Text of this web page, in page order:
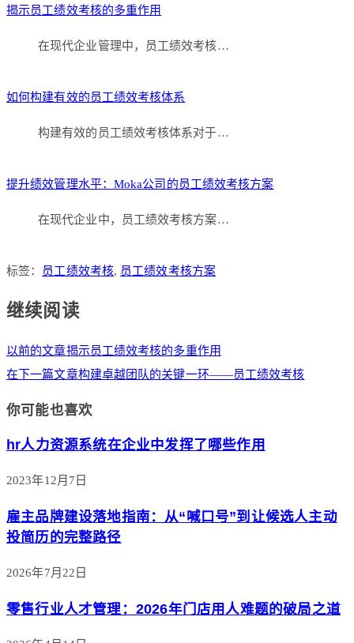
揭示员工绩效考核的多重作用
在现代企业管理中，员工绩效考核…
如何构建有效的员工绩效考核体系
构建有效的员工绩效考核体系对于…
提升绩效管理水平：Moka公司的员工绩效考核方案
在现代企业中，员工绩效考核方案…
标签： 员工绩效考核, 员工绩效考核方案
继续阅读
以前的文章揭示员工绩效考核的多重作用
在下一篇文章构建卓越团队的关键一环——员工绩效考核
你可能也喜欢
hr人力资源系统在企业中发挥了哪些作用
2023年12月7日
雇主品牌建设落地指南：从“喊口号”到让候选人主动
投简历的完整路径
2026年7月22日
零售行业人才管理：2026年门店用人难题的破局之道